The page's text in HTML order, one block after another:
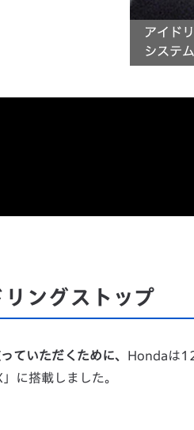
ングストップ
ていただくために、 Hondaは
に搭載しました。